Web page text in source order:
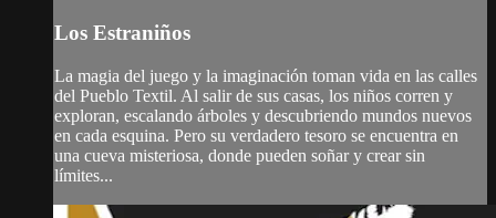
Los Estraniños
La magia del juego y la imaginación toman vida en las calles
del Pueblo Textil. Al salir de sus casas, los niños corren y
exploran, escalando árboles y descubriendo mundos nuevos
en cada esquina. Pero su verdadero tesoro se encuentra en
una cueva misteriosa, donde pueden soñar y crear sin
límites...